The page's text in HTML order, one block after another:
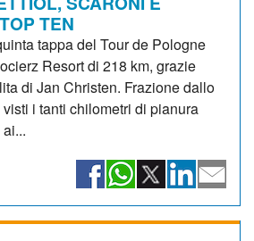
TEN
tappa del Tour de Pologne
Resort di 218 km, grazie
di Jan Christen. Frazione dallo
i tanti chilometri di pianura